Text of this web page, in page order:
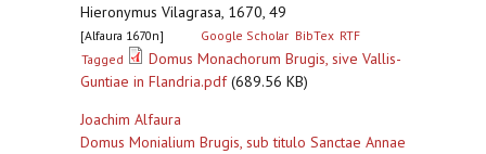
Hieronymus Vilagrasa, 1670, 49
[Alfaura 1670n] Google Scholar BibTex RTF
Tagged
Domus Monachorum Brugis, sive Vallis-
Guntiae in Flandria.pdf(689.56 KB)
Joachim Alfaura
Domus Monialium Brugis, sub titulo Sanctae Annae